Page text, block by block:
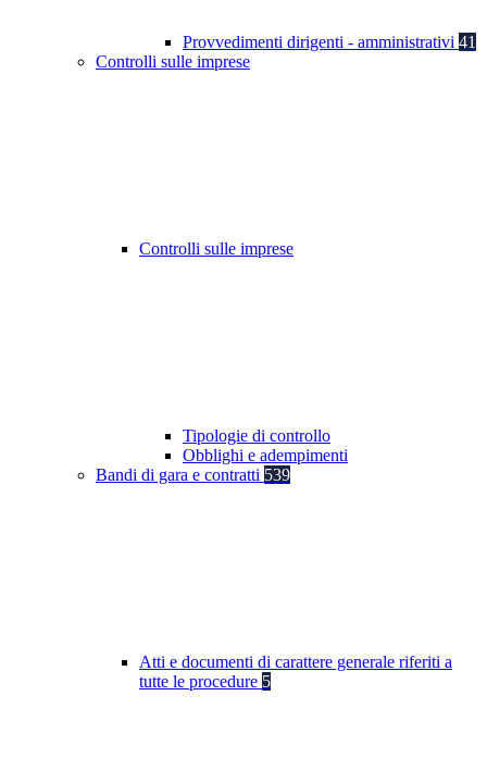
Provvedimenti dirigenti - amministrativi 41
Controlli sulle imprese
Controlli sulle imprese
Tipologie di controllo
Obblighi e adempimenti
Bandi di gara e contratti 539
Atti e documenti di carattere generale riferiti a
tutte le procedure 5